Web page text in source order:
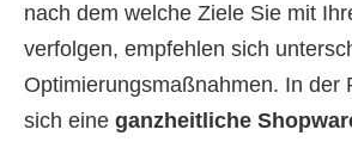
nach dem welche Ziele Sie mit
verfolgen, empfehlen sich
Optimierungsmaßnahmen. In der
sich eine ganzheitliche